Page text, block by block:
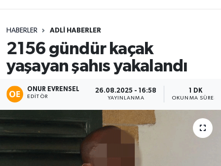
HABERLER ADLI HABERLER
2156 gündür kaçak
yaşayan şahıs yakalandı
ONUR EVRENSEL
EDITÖR
26.08.2025 - 16:58
YAYINLANMA
1 DK
OKUNMA SÜRESI